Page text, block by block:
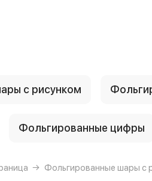
с рисунком
Фольгированные цифры
Фольгированные шары с